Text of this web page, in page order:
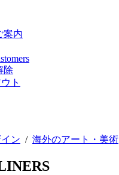
案内
除
ト
ン / 海外のアート・美術